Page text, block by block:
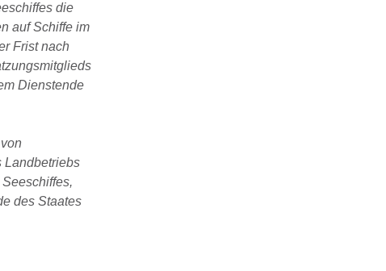
die
auf Schiffe im
Frist nach
Dienstende
Landbetriebs
des Staates